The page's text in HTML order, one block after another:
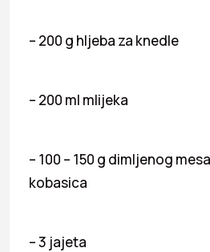
– 200 g hljeba za knedle
– 200 ml mlijeka
– 100 – 150 g dimljenog
kobasica
– 3 jajeta